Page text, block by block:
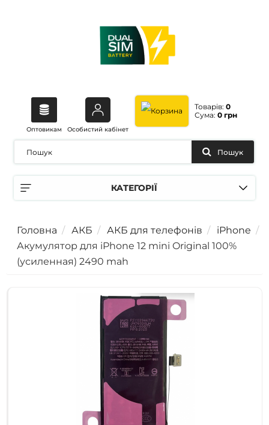
Оптовикам Особистий кабінет
Товарів: 0
Сума: 0 грн
КАТЕГОРІЇ
Пошук
Головна АКБ АКБ для телефонів
iPhone
Акумулятор для iPhone 12 mini Original 100%
(усиленная) 2490 mah